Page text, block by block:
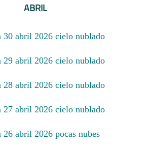
ABRIL
30 abril 2026 cielo nublado
29 abril 2026 cielo nublado
28 abril 2026 cielo nublado
27 abril 2026 cielo nublado
26 abril 2026 pocas nubes